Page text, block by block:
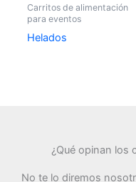
Carritos de alimentación
para eventos
Helados
¿Qué opinan los
No te lo diremos